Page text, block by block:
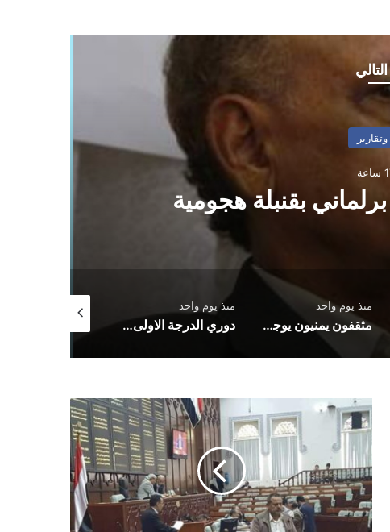
بقنبلة هجومية
منذ يوم واحد
مثقفون يمنيون يوجهون نداءً عاجلًا لسلطتي عدن وصنعاء لتوفير منحة علاجية للبرلماني حاشد
منذ يوم واحد
دوري الدرجة الاولى.. العروبة يفلت من الخسارة وفحمان يعود بنقطة ثمينة
منذ يوم واحد
أبرز
ردودي
وتعليقاتي
وتعقيباتي
على
تقرير
برلماني
أمتنع